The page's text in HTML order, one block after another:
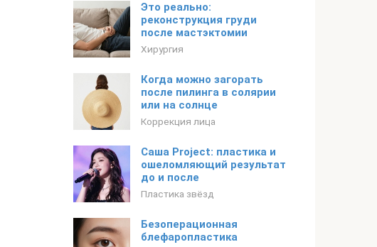
Это реально:
реконструкция груди
после мастэктомии
Хирургия
Когда можно загорать
после пилинга в солярии
или на солнце
Коррекция лица
Саша Project: пластика и
ошеломляющий результат
до и после
Пластика звёзд
Безоперационная
блефаропластика